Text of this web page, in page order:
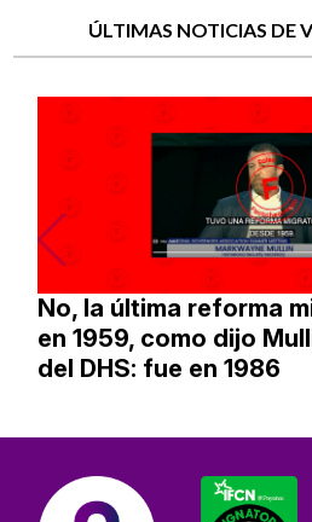
ÚLTIMAS NOTICIAS DE
No, la última reforma
en 1959, como dijo
del DHS: fue en 1986